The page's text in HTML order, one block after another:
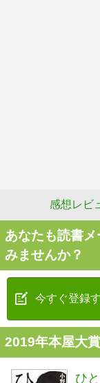
感想レビ
あなたも読書
みませんか？
今すぐ登録
2019年本屋大
ひと